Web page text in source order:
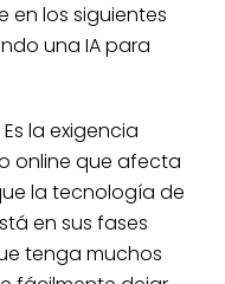
en los siguientes
una IA para
Es la exigencia
online que afecta
la tecnología de
en sus fases
tenga muchos